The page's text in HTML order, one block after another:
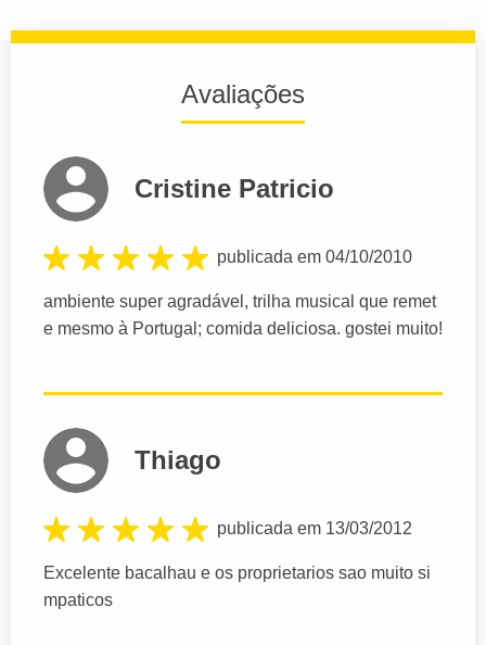
Avaliações
Cristine Patricio
publicada em 04/10/2010
ambiente super agradável, trilha musical que remet
e mesmo à Portugal; comida deliciosa. gostei muito!
Thiago
publicada em 13/03/2012
Excelente bacalhau e os proprietarios sao muito si
mpaticos